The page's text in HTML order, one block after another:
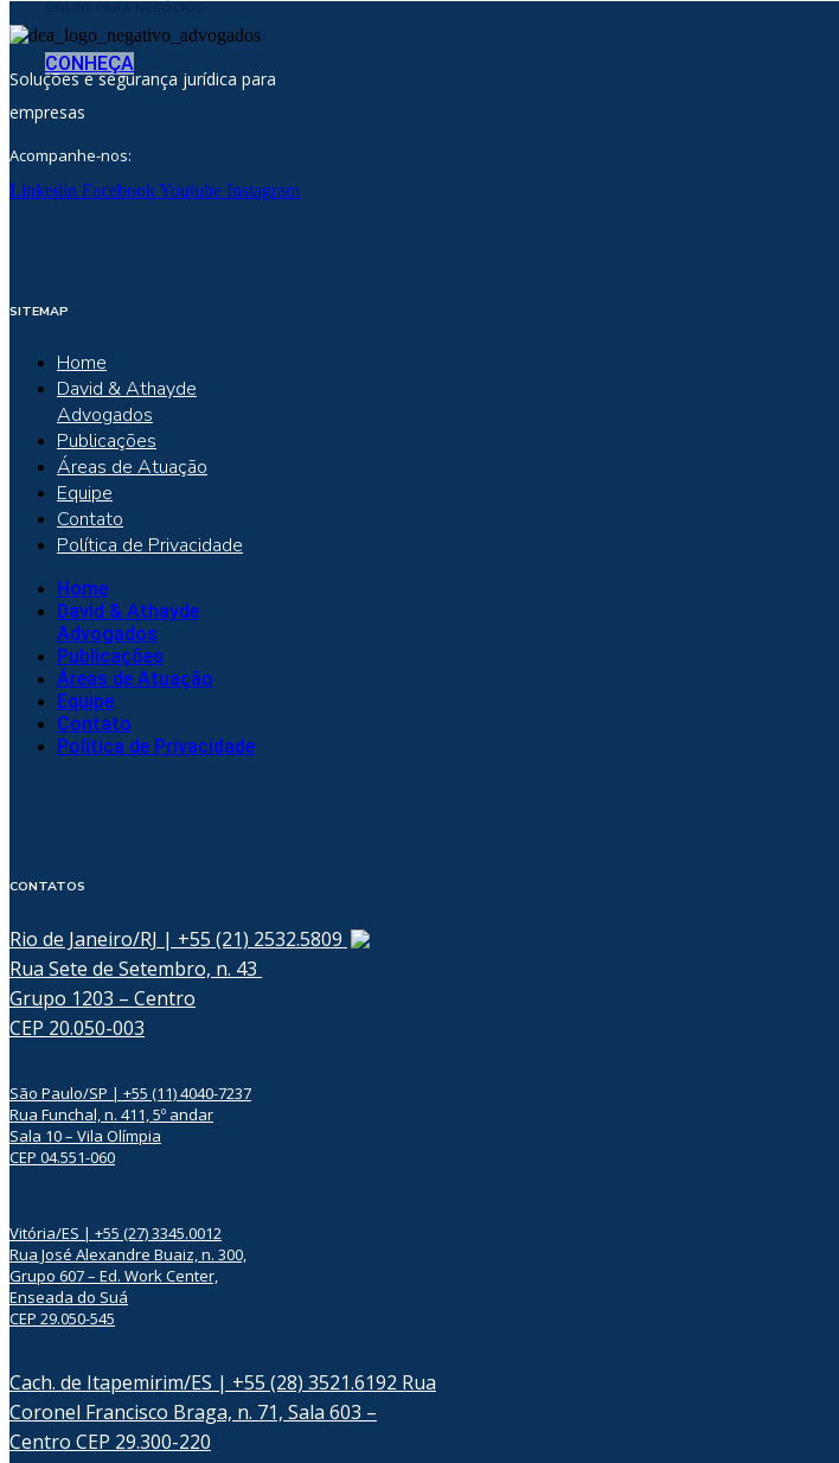
CONHEÇA
Soluções e segurança jurídica para
empresas
Acompanhe-nos:
Linkedin FacebookYoutube Instagram
SITEMAP
Home
David & Athayde
Advogados
Publicações
Áreas de Atuação
Equipe
Contato
Política de Privacidade
Home
David & Athayde
Advogados
Publicações
Áreas de Atuação
Equipe
Contato
Política de Privacidade
CONTATOS
Rio de Janeiro/RJ | +55 (21) 2532.5809
Rua Sete de Setembro, n. 43
Grupo 1203 – Centro
CEP 20.050-003
São Paulo/SP | +55 (11) 4040-7237
Rua Funchal, n. 411, 5º andar
Sala 10 – Vila Olímpia
CEP 04.551-060
Vitória/ES | +55 (27) 3345.0012
Rua José Alexandre Buaiz, n. 300,
Grupo 607 – Ed. Work Center,
Enseada do Suá
CEP 29.050-545
Cach. de Itapemirim/ES | +55 (28) 3521.6192 Rua
Coronel Francisco Braga, n. 71, Sala 603 –
Centro CEP 29.300-220